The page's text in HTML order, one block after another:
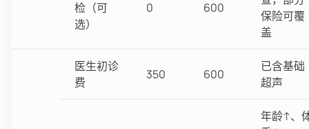
检（可
选）
0 600
保险可覆
盖
医生初诊
费
350 600
已含基础
超声
年龄↑、